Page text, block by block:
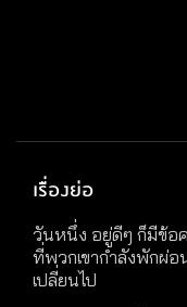
เรื่องย่อ
วันหนึ่ง อยู่ดีๆ ก็มีข้อ
ที่พวกเขากำลังพักผ่
เปลี่ยนไป